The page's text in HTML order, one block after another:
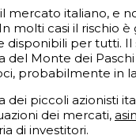
mercato italiano, e
molti casi il rischio
per tutti.
del Monte dei
probabilmente in
dei piccoli azionisti
dei mercati,
di investitori.